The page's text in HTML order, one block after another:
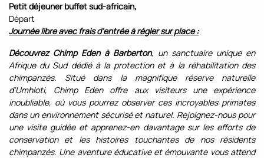
Petit déjeuner buffetsud-africain,
Départ
Journée libre avec frais d’entrée à régler sur place :
Découvrez Chimp Eden à Barberton, un sanctuaire unique en
Afrique du Sud dédié à la protection et à la réhabilitation des
chimpanzés. Situé dans la magnifique réserve naturelle
d'Umhloti, Chimp Eden offre aux visiteurs une expérience
inoubliable, où vous pourrez observer ces incroyables primates
dans un environnement sécurisé et naturel. Rejoignez-nous pour
une visite guidée et apprenez-en davantage sur les efforts de
conservation et les histoires touchantes de nos résidents
chimpanzés. Une aventure éducative et émouvante vous attend